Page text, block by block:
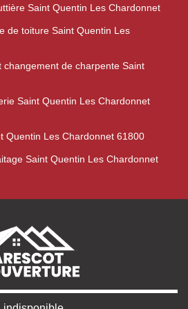
Saint Quentin Les Chardonnet
de toiture Saint Quentin Les
de charpente Saint
Saint Quentin Les Chardonnet
Quentin Les Chardonnet 61800
Saint Quentin Les Chardonnet